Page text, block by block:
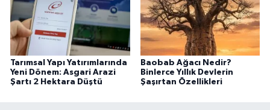
Tarımsal Yapı Yatırımlarında
Yeni Dönem: Asgari Arazi
Şartı 2 Hektara Düştü
Baobab Ağacı Nedir?
Binlerce Yıllık Devlerin
Şaşırtan Özellikleri